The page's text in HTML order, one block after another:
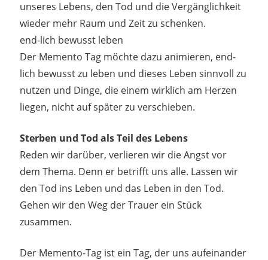
unseres Lebens, den Tod und die Vergänglichkeit
wieder mehr Raum und Zeit zu schenken.
end-lich bewusst leben
Der Memento Tag möchte dazu animieren, end-
lich bewusst zu leben und dieses Leben sinnvoll zu
nutzen und Dinge, die einem wirklich am Herzen
liegen, nicht auf später zu verschieben.
Sterben und Tod als Teil des Lebens
Reden wir darüber, verlieren wir die Angst vor
dem Thema. Denn er betrifft uns alle. Lassen wir
den Tod ins Leben und das Leben in den Tod.
Gehen wir den Weg der Trauer ein Stück
zusammen.
Der Memento-Tag ist ein Tag, der uns aufeinander